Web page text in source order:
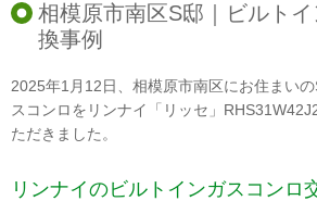
相模原市南区S邸｜ビルト
換事例
2025年1月12日、相模原市南区にお住まい
スコンロをリンナイ「リッセ」
ただきました。
リンナイのビルトインガスコンロ